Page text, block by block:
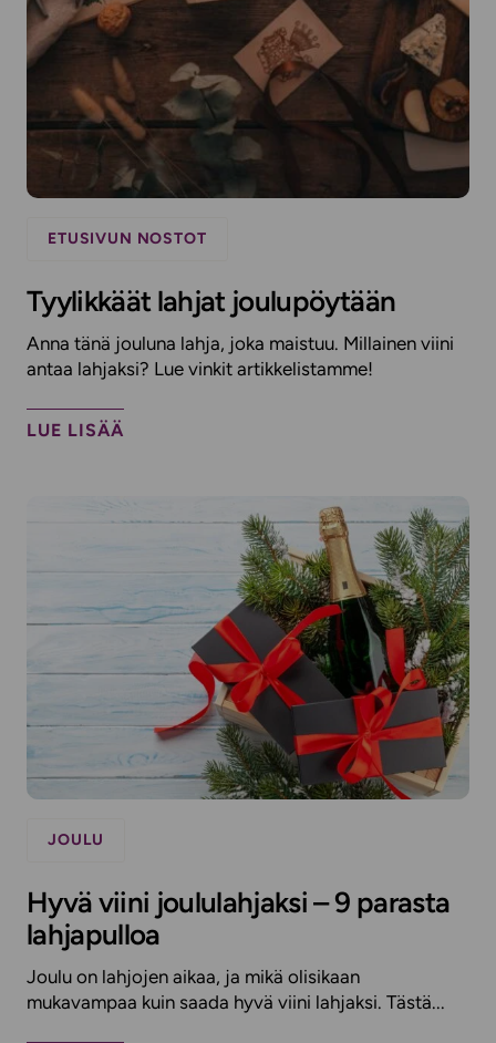
ETUSIVUN NOSTOT
Tyylikkäät lahjat joulupöytään
Anna tänä jouluna lahja, joka maistuu. Millainen viini
antaa lahjaksi? Lue vinkit artikkelistamme!
LUE LISÄÄ
JOULU
Hyvä viini joululahjaksi – 9 parasta
lahjapulloa
Joulu on lahjojen aikaa, ja mikä olisikaan
mukavampaa kuin saada hyvä viini lahjaksi. Tästä...